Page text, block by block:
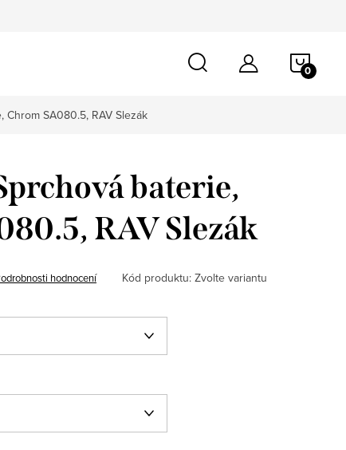
Chrom SA080.5, RAV Slezák
baterie,
RAV Slezák
hodnocení Kód produktu: Zvolte variantu